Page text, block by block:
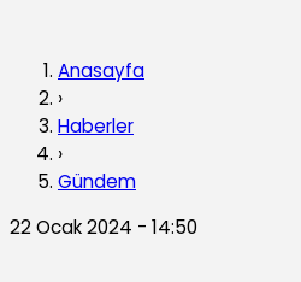
Anasayfa
›
Haberler
›
Gündem
22 Ocak 2024 - 14:50